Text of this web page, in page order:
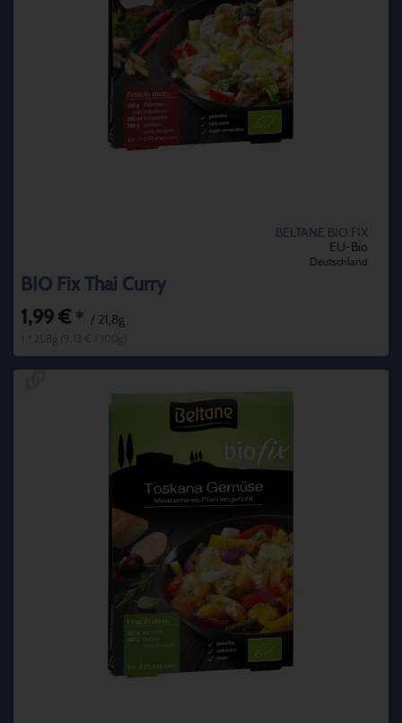
BELTANE BIO FIX
EU-Bio
Deutschland
BIO Fix Thai Curry
1,99 € * / 21,8g